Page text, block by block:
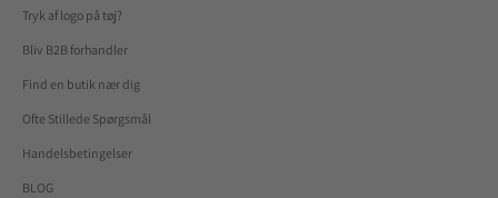
Tryk af logo på tøj?
Bliv B2B forhandler
Find en butik nær dig
Ofte Stillede Spørgsmål
Handelsbetingelser
BLOG